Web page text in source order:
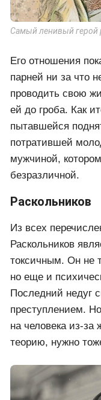
Самый ленивый герой
Его отношения
парней ни за что
проводить свою
ей до гроба. Как
пытавшейся
потратившей
мужчиной,
безразличной.
Раскольников
Из всех
Раскольников
токсичным. Он не
но еще и
Последний недуг
преступлением.
на человека из-за
теорию, нужно